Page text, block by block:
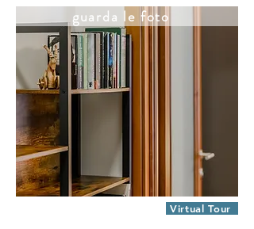
guarda le foto
Virtual Tour